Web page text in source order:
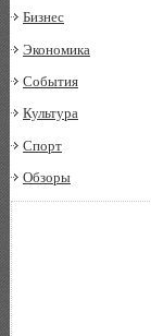
Бизнес
Экономика
События
Культура
Спорт
Обзоры